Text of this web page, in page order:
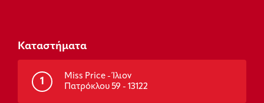
Καταστήματα
1
Miss Price - Ίλιον
Πατρόκλου 59 - 13122